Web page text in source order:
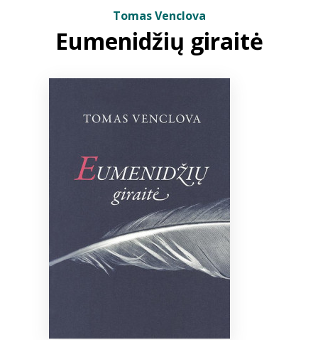
ELVIS atvyksta
+370 667 80 541
info@elvislab.lt
Tomas Venclova
Eumenidžių giraitė